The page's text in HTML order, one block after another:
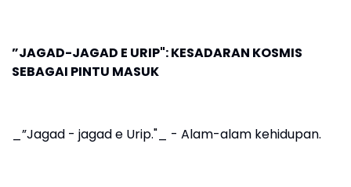
”JAGAD-JAGAD E URIP": KESADARAN KOSMIS
SEBAGAI PINTU MASUK
_”Jagad - jagad e Urip."_ - Alam-alam kehidupan.